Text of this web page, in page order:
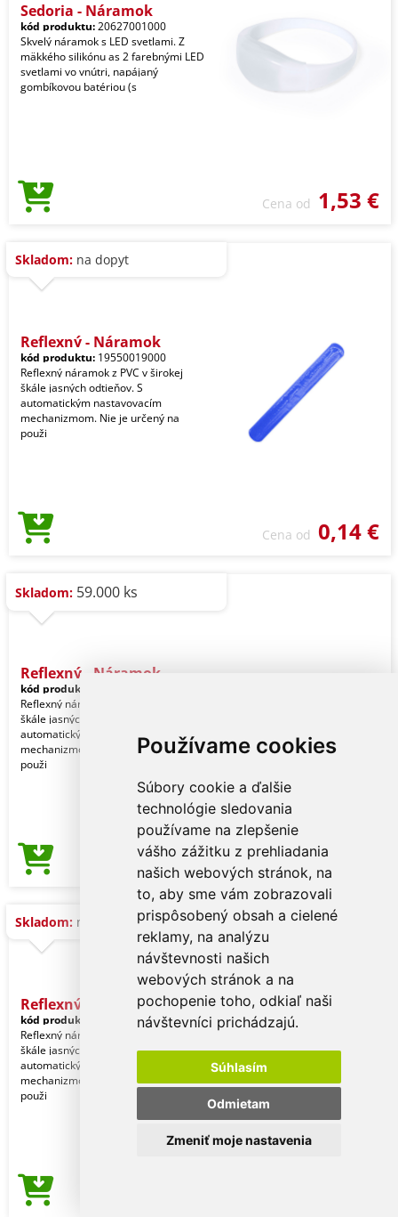
Používame cookies
Súbory cookie a ďalšie
technológie sledovania
používame na zlepšenie
vášho zážitku z prehliadania
našich webových stránok, na
to, aby sme vám zobrazovali
prispôsobený obsah a cielené
reklamy, na analýzu
návštevnosti našich
webových stránok a na
pochopenie toho, odkiaľ naši
návštevníci prichádzajú.
Súhlasím
Odmietam
Zmeniť moje nastavenia
Sedoria - Náramok
kód produktu:20627001000
Skvelý náramok s LED svetlami. Z
mäkkého silikónu as 2 farebnými LED
svetlami vo vnútri, napájaný
gombíkovou batériou (s
Cena od 1,53 €
Skladom: na dopyt
Reflexný - Náramok
kód produktu: 19550019000
Reflexný náramok z PVC v širokej
škále jasných odtieňov. S
automatickým nastavovacím
mechanizmom. Nie je určený na
použi
Cena od 0,14 €
Skladom: 59.000 ks
Reflexný - Náramok
kód produktu:
Reflexný náramok z PVC v širokej
škále jasných odtieňov. S
automatickým nastavovacím
mechanizmom. Nie je určený na
použi
Cena od0,14 €
Skladom: na dopyt
Reflexný - Náramok
kód produktu:
19550003000
Reflexný náramok z PVC v širokej
škále jasných odtieňov. S
automatickým nastavovacím
mechanizmom. Nie je určený na
použi